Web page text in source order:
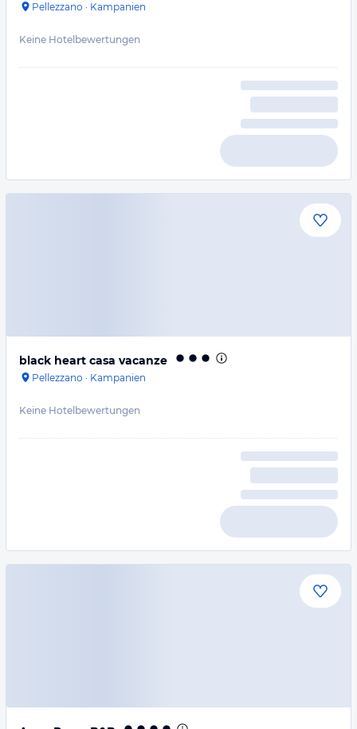
Pellezzano · Kampanien
Keine Hotelbewertungen
black heart casa vacanze
Pellezzano · Kampanien
Keine Hotelbewertungen